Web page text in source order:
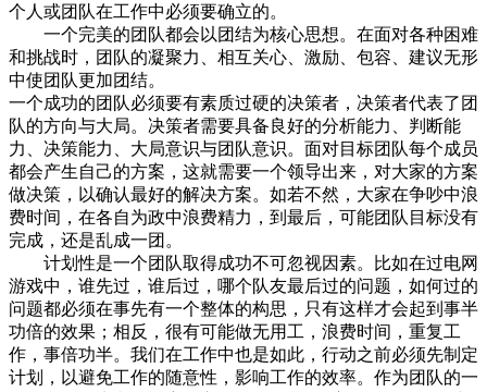
个人或团队在工作中必须要确立的。
一个完美的团队都会以团结为核心思想。在面对各种困难
和挑战时，团队的凝聚力、相互关心、激励、包容、建议无形
中使团队更加团结。
一个成功的团队必须要有素质过硬的决策者，决策者代表了团
队的方向与大局。决策者需要具备良好的分析能力、判断能
力、决策能力、大局意识与团队意识。面对目标团队每个成员
都会产生自己的方案，这就需要一个领导出来，对大家的方案
做决策，以确认最好的解决方案。如若不然，大家在争吵中浪
费时间，在各自为政中浪费精力，到最后，可能团队目标没有
完成，还是乱成一团。
计划性是一个团队取得成功不可忽视因素。比如在过电网
游戏中，谁先过，谁后过，哪个队友最后过的问题，如何过的
问题都必须在事先有一个整体的构思，只有这样才会起到事半
功倍的效果；相反，很有可能做无用工，浪费时间，重复工
作，事倍功半。我们在工作中也是如此，行动之前必须先制定
计划，以避免工作的随意性，影响工作的效率。作为团队的一